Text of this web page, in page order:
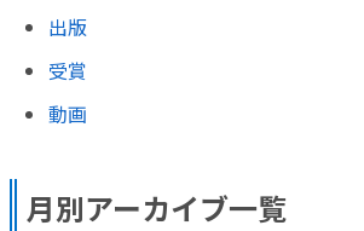
出版
受賞
動画
月別アーカイブ一覧